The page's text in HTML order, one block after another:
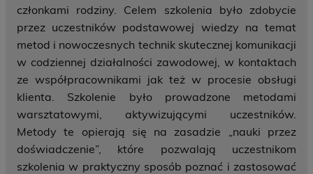
członkami rodziny. Celem szkolenia było zdobycie
przez uczestników podstawowej wiedzy na temat
metod i nowoczesnych technik skutecznej komunikacji
w codziennej działalności zawodowej, w kontaktach
ze współpracownikami jak też w procesie obsługi
klienta. Szkolenie było prowadzone metodami
warsztatowymi, aktywizującymi uczestników.
Metody te opierają się na zasadzie „nauki przez
doświadczenie”, które pozwalają uczestnikom
szkolenia w praktyczny sposób poznać i zastosować